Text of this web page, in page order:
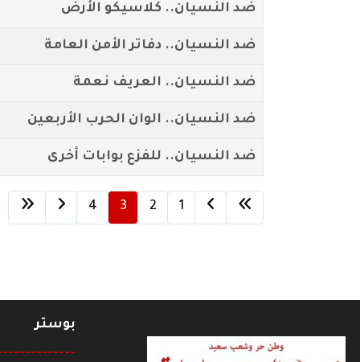
ضد النسيان.. كلاسيكو الأرض
ضد النسيان.. دفاتر الأمن العامة
ضد النسيان.. العريف نعمة
ضد النسيان.. الوان الحرب الأربعين
ضد النسيان.. للفزع بوابات أخرى
1
2
3
4
بوستر